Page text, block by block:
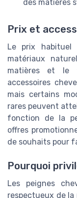
des matières
Prix et
Le prix habituel
matériaux
matières et le
accessoires
mais certains
rares peuvent
fonction de la
offres
de souhaits pour
Pourquoi
Les peignes
respectueux de